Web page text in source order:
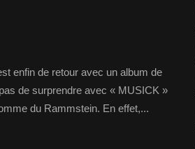
enfin de retour avec un album de
de surprendre avec « MUSICK »
du Rammstein. En effet,...